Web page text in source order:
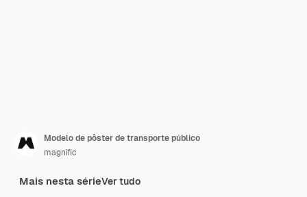
Modelo de pôster de transporte público
magnific
Mais nesta sérieVer tudo